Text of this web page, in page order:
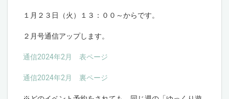
１月２３日（火）１３：００～からです。
２月号通信アップします。
通信2024年2月 表ページ
通信2024年2月 裏ページ